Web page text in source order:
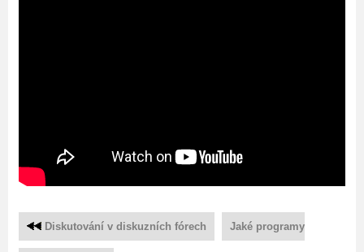
Diskutování v diskuzních fórech Jaké programy